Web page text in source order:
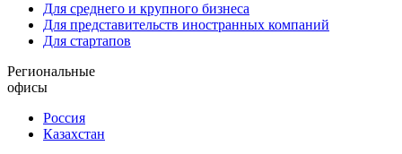
Для среднего и крупного бизнеса
Для представительств иностранных компаний
Для стартапов
Региональные
офисы
Россия
Казахстан